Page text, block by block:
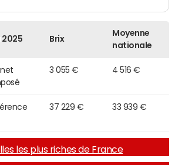
2025 Brix
Moyenne
nationale
3 055 € 4 516 €
37 229 € 33 939 €
les plus riches de France